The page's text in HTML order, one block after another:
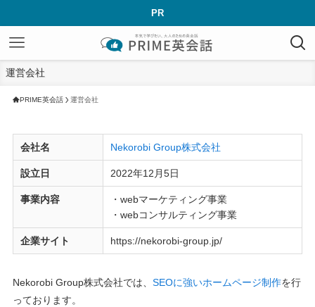
PR
運営会社
PRIME英会話 運営会社
会社名 Nekorobi Group株式会社
設立日 2022年12月5日
事業内容
・webマーケティング事業
・webコンサルティング事業
企業サイト https://nekorobi-group.jp/
Nekorobi Group株式会社では、 SEOに強いホームページ制作を行
っております。